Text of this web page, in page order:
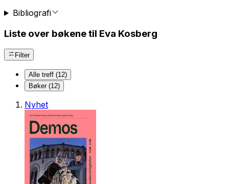
Bibliografi
Liste over bøkene til Eva Kosberg
Filter
Alle treff (12)
Bøker (12)
Nyhet